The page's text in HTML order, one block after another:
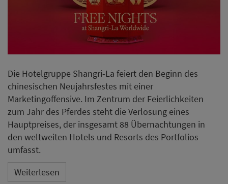
Die Hotelgruppe Shangri-La feiert den Beginn des
chinesischen Neujahrsfestes mit einer
Marketingoffensive. Im Zentrum der Feierlichkeiten
zum Jahr des Pferdes steht die Verlosung eines
Hauptpreises, der insgesamt 88 Übernachtungen in
den weltweiten Hotels und Resorts des Portfolios
umfasst.
Weiterlesen